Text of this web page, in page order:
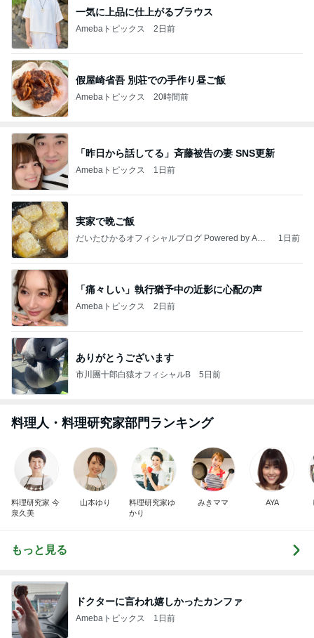
一気に上品に仕上がるブラウス
Amebaトピックス 2日前
假屋崎省吾 別荘での手作り昼ご飯
Amebaトピックス 20時間前
「昨日から話してる」斉藤被告の妻 SNS更新
Amebaトピックス 1日前
実家で晩ご飯
だいたひかるオフィシャルブログ Powered by Ame
1日前
「痛々しい」執行猶予中の近影に心配の声
Amebaトピックス 2日前
ありがとうございます
市川團十郎白猿オフィシャルB 5日前
料理人・料理研究家部門ランキング
料理研究家 今
泉久美
山本ゆり
料理研究家ゆ
かり
みきママ AYA
もっと見る
ドクターに言われ嬉しかったカンファ
Amebaトピックス 1日前